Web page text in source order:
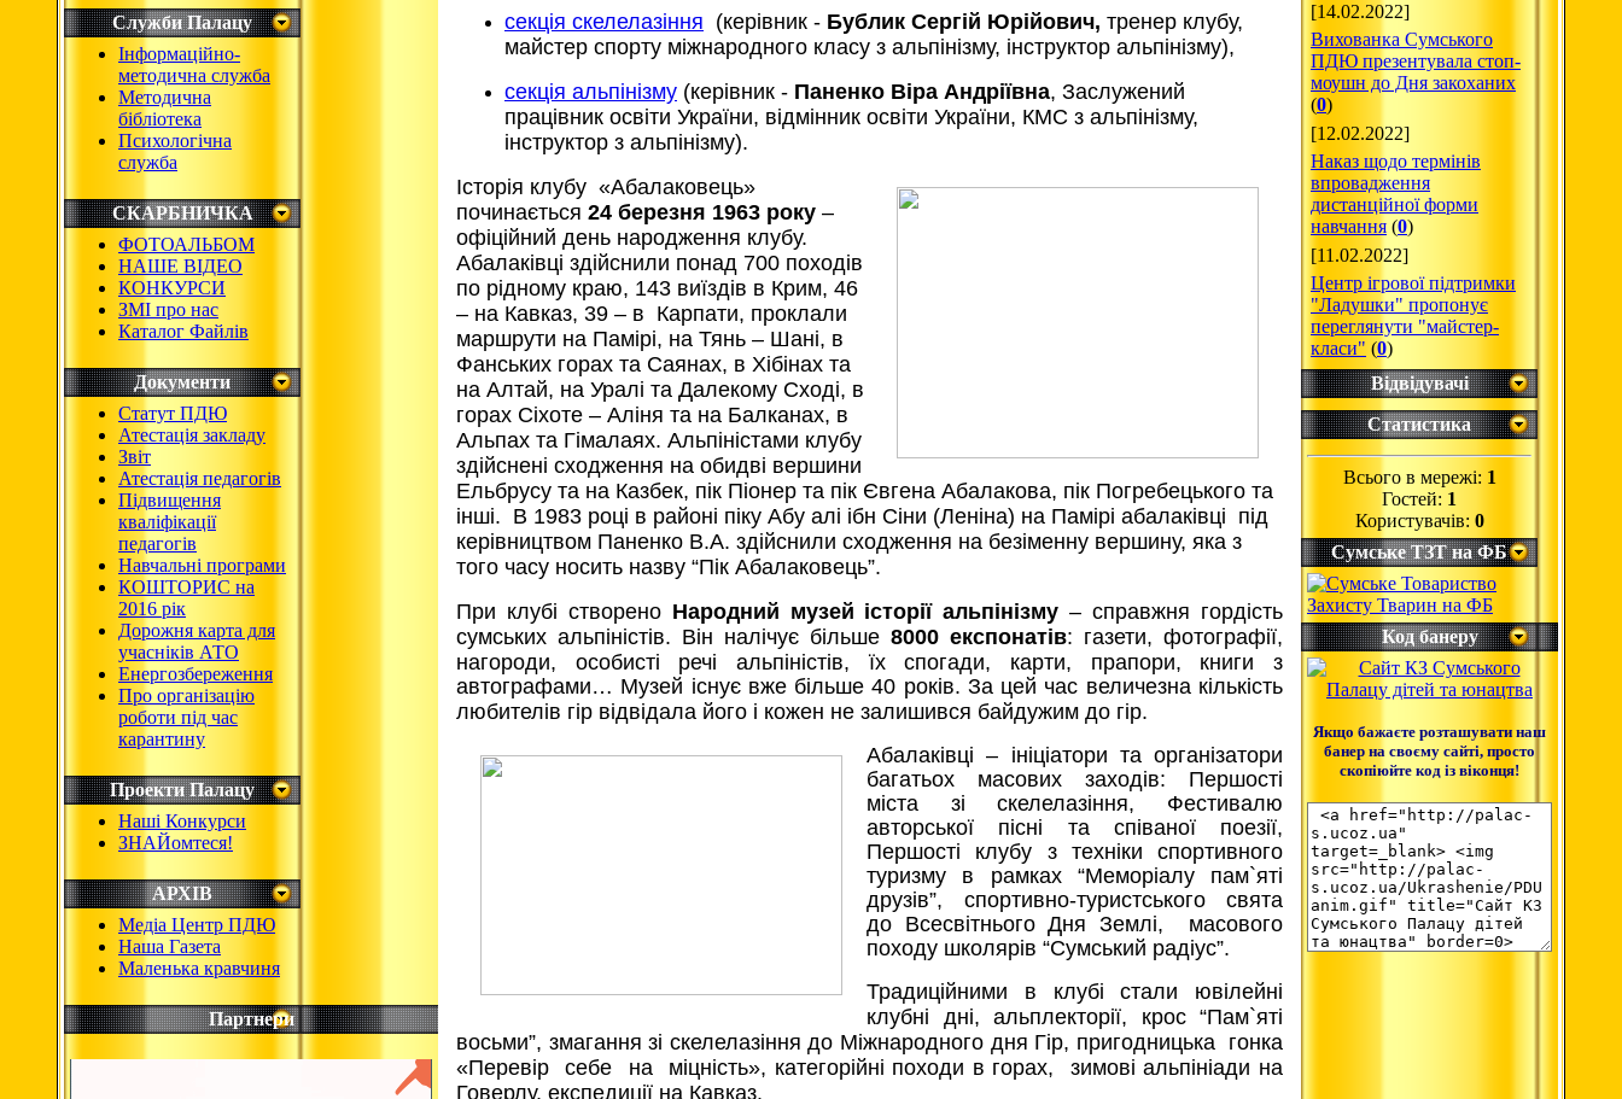
Служби Палацу
Інформаційно-
методична служба
Методична
бібліотека
Психологічна
служба
СКАРБНИЧКА
ФОТОАЛЬБОМ
НАШЕ ВІДЕО
КОНКУРСИ
ЗМІ про нас
Каталог Файлів
Документи
Статут ПДЮ
Атестація закладу
Звіт
Атестація педагогів
Підвищення
кваліфікації
педагогів
Навчальні програми
КОШТОРИС на
2016 рік
Дорожня карта для
учасніків АТО
Енергозбереження
Про організацію
роботи під час
карантину
Проекти Палацу
Наші Конкурси
ЗНАЙомтеся!
АРХІВ
Медіа Центр ПДЮ
Наша Газета
Маленька кравчиня
Партнери
секція скелелазіння (керівник - Бублик Сергій Юрійович, тренер клубу,
майстер спорту міжнародного класу з альпінізму, інструктор альпінізму),
секція альпінізму (керівник - Паненко Віра Андріївна, Заслужений
працівник освіти України, відмінник освіти України, КМС з альпінізму,
інструктор з альпінізму).
Історія клубу «Абалаковець»
починається 24 березня 1963 року –
офіційний день народження клубу.
Абалаківці здійснили понад 700 походів
по рідному краю, 143 виїздів в Крим, 46
– на Кавказ, 39 – в Карпати, проклали
маршрути на Памірі, на Тянь – Шані, в
Фанських горах та Саянах, в Хібінах та
на Алтай, на Уралі та Далекому Сході, в
горах Сіхоте – Аліня та на Балканах, в
Альпах та Гімалаях. Альпіністами клубу
здійснені сходження на обидві вершини
Ельбрусу та на Казбек, пік Піонер та пік Євгена Абалакова, пік Погребецького та
інші. В 1983 році в районі піку Абу алі ібн Сіни (Леніна) на Памірі абалаківці під
керівництвом Паненко В.А. здійснили сходження на безіменну вершину, яка з
того часу носить назву “Пік Абалаковець”.
При клубі створено Народний музей історії альпінізму – справжня гордість
сумських альпіністів. Він налічує більше 8000 експонатів: газети, фотографії,
нагороди, особисті речі альпіністів, їх спогади, карти, прапори, книги з
автографами… Музей існує вже більше40 років. За цей час величезна кількість
любителів гір відвідала його і кожен не залишився байдужим до гір.
Абалаківці – ініціатори та організатори
багатьох масових заходів: Першості
міста зі скелелазіння, Фестивалю
авторської пісні та співаної поезії,
Першості клубу з техніки спортивного
туризму в рамках “Меморіалу пам`яті
друзів”, спортивно-туристського свята
до Всесвітнього Дня Землі, масового
походу школярів “Сумський радіус”.
Традиційними в клубі стали ювілейні
клубні дні, альплекторії, крос “Пам`яті
восьми”, змагання зі скелелазіння до Міжнародного дня Гір, пригодницька гонка
«Перевір себе на міцність», категорійні походи в горах, зимові альпініади на
Говерлу, експедиції на Кавказ.
[14.02.2022]
Вихованка Сумського
ПДЮ презентувала стоп-
моушн до Дня закоханих
(0)
[12.02.2022]
Наказ щодо термінів
впровадження
дистанційної форми
навчання (0)
[11.02.2022]
Центр ігрової підтримки
"Ладушки" пропонує
переглянути "майстер-
класи" (0)
Відвідувачі
Статистика
Всього в мережі: 1
Гостей: 1
Користувачів: 0
Сумське ТЗТ на ФБ
Код банеру
Якщо бажаєте розташувати наш
банер на своєму сайті, просто
скопіюйте код із віконця!